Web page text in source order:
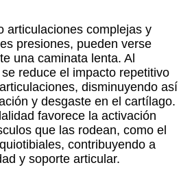
articulaciones complejas y
presiones, pueden verse
una caminata lenta. Al
reduce el impacto repetitivo
disminuyendo así
y desgaste en el cartílago.
favorece la activación
que las rodean, como el
contribuyendo a
y soporte articular.